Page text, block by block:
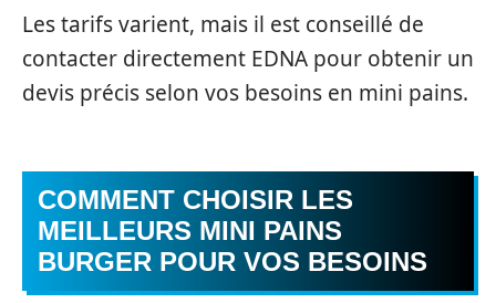
Les tarifs varient, mais il est conseillé de
contacter directement EDNA pour obtenir un
devis précis selon vos besoins en mini pains.
COMMENT CHOISIR LES
MEILLEURS MINI PAINS
BURGER POUR VOS BESOINS